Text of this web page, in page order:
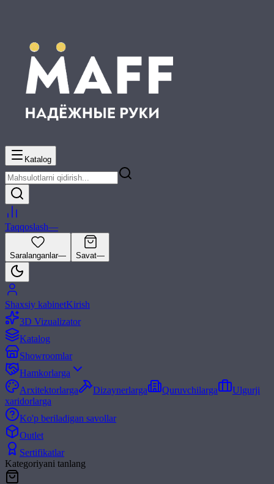
Katalog
Taqqoslash—
Saralanganlar— Savat—
Shaxsiy kabinetKirish
3D Vizualizator
Katalog
Showroomlar
Hamkorlarga
Arxitektorlarga
Dizaynerlarga Quruvchilarga
Ulgurji
xaridorlarga
Ko'p beriladigan savollar
Outlet
Sertifikatlar
Kategoriyani tanlang